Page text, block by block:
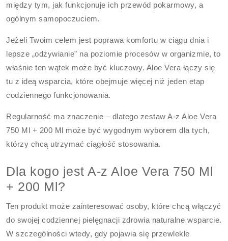
między tym, jak funkcjonuje ich przewód pokarmowy, a
ogólnym samopoczuciem.
Jeżeli Twoim celem jest poprawa komfortu w ciągu dnia i
lepsze „odżywianie” na poziomie procesów w organizmie, to
właśnie ten wątek może być kluczowy. Aloe Vera łączy się
tu z ideą wsparcia, które obejmuje więcej niż jeden etap
codziennego funkcjonowania.
Regularność ma znaczenie – dlatego zestaw A-z Aloe Vera
750 Ml + 200 Ml może być wygodnym wyborem dla tych,
którzy chcą utrzymać ciągłość stosowania.
Dla kogo jest A-z Aloe Vera 750 Ml
+ 200 Ml?
Ten produkt może zainteresować osoby, które chcą włączyć
do swojej codziennej pielęgnacji zdrowia naturalne wsparcie.
W szczególności wtedy, gdy pojawia się przewlekłe